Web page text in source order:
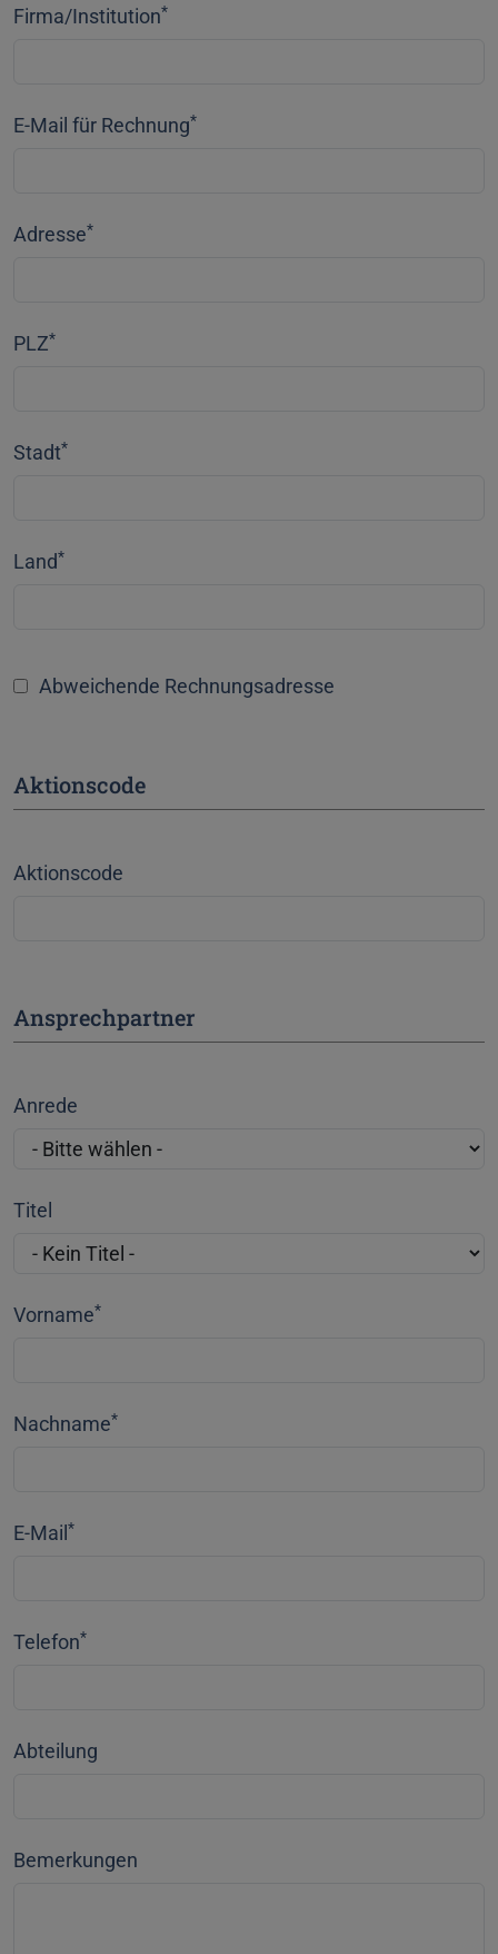
Firma/Institution*
E-Mail für Rechnung*
Adresse*
PLZ*
Stadt*
Land*
Abweichende Rechnungsadresse
Aktionscode
Aktionscode
Ansprechpartner
Anrede
Titel
Vorname*
Nachname*
E-Mail *
Telefon*
Abteilung
Bemerkungen